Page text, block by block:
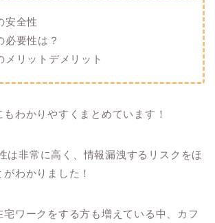
安全性
必要性は？
メリットデメリット
わかりやすくまとめています！
は非常に高く、情報漏洩するリスクをほ
わかりました！
宅ワークをする方も増えている中、カフ